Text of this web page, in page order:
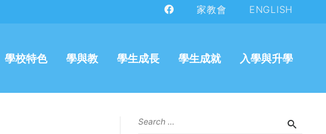
家教會 ENGLISH
學校特色 學與教 學生成長 學生成就 入學與升學